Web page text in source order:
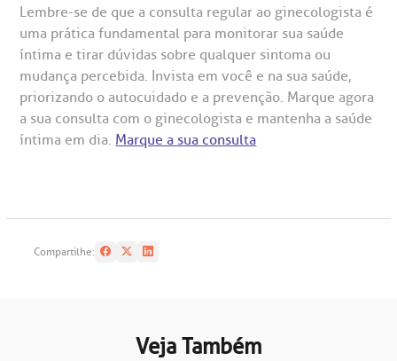
Lembre-se de que a consulta regular ao ginecologista é
uma prática fundamental para monitorar sua saúde
íntima e tirar dúvidas sobre qualquer sintoma ou
mudança percebida. Invista em você e na sua saúde,
priorizando o autocuidado e a prevenção. Marque agora
a sua consulta com o ginecologista e mantenha a saúde
íntima em dia. Marque a sua consulta
Compartilhe:
Veja Também